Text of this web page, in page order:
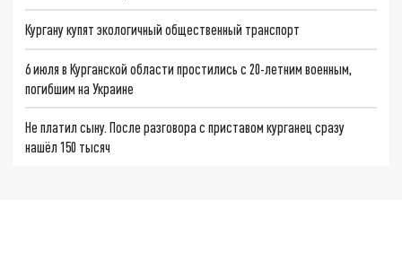
Кургану купят экологичный общественный транспорт
6 июля в Курганской области простились с 20-летним военным,
погибшим на Украине
Не платил сыну. После разговора с приставом курганец сразу
нашёл 150 тысяч